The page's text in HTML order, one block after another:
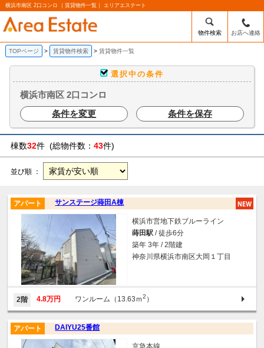
横浜市南区 2口コンロ ｜賃貸物件一覧｜ エリアエステート
物件検索 お店へ連絡
TOPページ 賃貸物件検索 賃貸物件一覧
選択中の条件
横浜市南区 2口コンロ
条件を変更
条件を保存
棟数32件 (総物件数： 43件)
並び順 ：
サンステージ蒔田A棟
アパート
横浜市営地下鉄ブルーライン
蒔田駅 / 徒歩6分
築年 3年 / 2階建
神奈川県横浜市南区大岡１丁目
2階 4.8万円 ワンルーム（13.63ｍ2 ）
DAIYU25番館
アパート
京急本線